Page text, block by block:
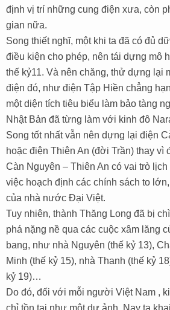
định vị trí những cung điện xưa, còn
gian nữa.
Song thiết nghĩ, một khi ta đã có đủ
điều kiện cho phép, nên tái dựng mô
thế kỷ11. Và nên chăng, thử dựng lại
điện đó, như điện Tập Hiền chẳng
một diện tích tiêu biểu làm bảo tàng
Nhật Bản đã từng làm với kinh đô
Song tốt nhất vẫn nên dựng lại điện
hoặc điện Thiên An (đời Trần) thay vì
Càn Nguyên – Thiên An có vai trò
việc hoạch định các chính sách to
của nhà nước Đại Việt.
Tuy nhiên, thành Thăng Long đã bị
phá nặng nề qua các cuộc xâm lăng
bang, như nhà Nguyên (thế kỷ 13),
Minh (thế kỷ 15), nhà Thanh (thế kỷ
kỷ 19)…
Do đó, đối với mỗi người Việt Nam ,
chỉ tồn tại như một dư ảnh. Nay ta